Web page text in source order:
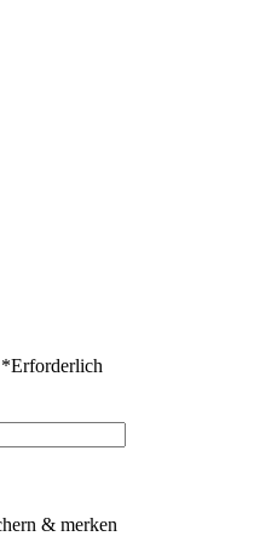
*Erforderlich
& merken